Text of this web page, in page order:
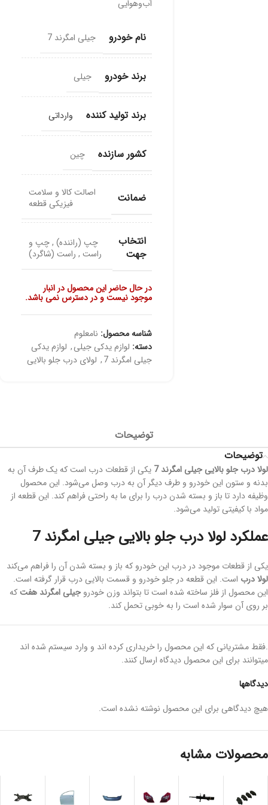
آب‌وهوایی
نام خودرو جیلی امگرند 7
برند خودرو جیلی
برند تولید کننده وارداتی
کشور سازنده چین
ضمانت
اصالت کالا و سلامت
فیزیکی قطعه
انتخاب
جهت
چپ (راننده) ,چپ و
راست , راست (شاگرد)
در حال حاضر این محصول در انبار
موجود نیست و در دسترس نمی باشد.
شناسه محصول: نامعلوم
دسته: لوازم یدکی جیلی, لوازم یدکی
جیلی امگرند 7 , لولای درب جلو بالایی
توضیحات
توضیحات
لولا درب جلو بالایی جیلی امگرند 7 یکی از قطعات درب است که یک طرف آن به
بدنه و ستون این خودرو و طرف دیگر آن به درب وصل می‌شود. این محصول
وظیفه دارد تا باز و بسته شدن درب را برای ما به راحتی فراهم کند. این قطعه از
مواد با کیفیتی تولید می‌شود.
عملکرد لولا درب جلو بالایی جیلی امگرند 7
یکی از قطعات موجود در درب این خودرو که باز و بسته شدن آن را فراهم می‌کند
لولا درب است. این قطعه در جلو خودرو و قسمت بالایی درب قرار گرفته است.
این محصول از فلز ساخته شده است تا بتواند وزن خودرو جیلی امگرند هفتکه
بر روی آن سوار شده است را به خوبی تحمل کند.
دارد. این قطعه با کمی روغن یا گریس روان می‌شود و می‌تواند به خوبی به کار
خود ادامه دهد. این محصول به درب این خودرو این امکان را می‌دهد که در یک
می‌شود. این محصول کیفیت مناسبی دارد و از مواد مرغوبی تولید شده است.
که می‌خواهید باز کنید و یا ببندید.
مزایای لولا درب جلو مناسب این خودرو
این محصول که در خودرو جیلی امگرند هفت
نیز وجود دارد دارای مزایایی است
دیدگاهها
هیچ دیدگاهی برای این محصول نوشته نشده است.
.فقط مشتریانی که این محصول را خریداری کرده اند و وارد سیستم شده اند
میتوانند برای این محصول دیدگاه ارسال کنند.
محصولات مشابه